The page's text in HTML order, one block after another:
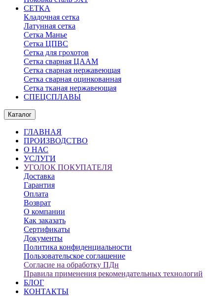
СЕТКА
Кладочная сетка
Латунная сетка
Сетка Манье
Сетка ЦПВС
Сетка для грохотов
Сетка сварная ЦААМ
Сетка сварная нержавеющая
Сетка сварная оцинкованная
Сетка тканая нержавеющая
СПЕЦСПЛАВЫ
Каталог
ГЛАВНАЯ
ПРОИЗВОДСТВО
О НАС
УСЛУГИ
УГОЛОК ПОКУПАТЕЛЯ
Доставка
Гарантия
Оплата
Возврат
О компании
Как заказать
Сертификаты
Документы
Политика конфиденциальности
Пользовательское соглашение
Согласие на обработку ПДн
Правила применения рекомендательных технологий
БЛОГ
КОНТАКТЫ